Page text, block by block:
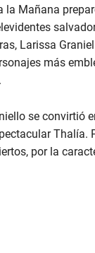
la Mañana
Larissa
más
se convirtió
Thalía.
por la